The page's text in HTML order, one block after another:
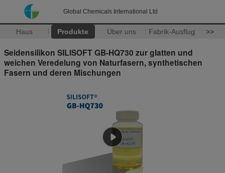
Global Chemicals International Ltd
Haus Produkte Über uns Fabrik-Ausflug >>
Seidensilikon SILISOFT GB-HQ730 zur glatten und
weichen Veredelung von Naturfasern, synthetischen
Fasern und deren Mischungen